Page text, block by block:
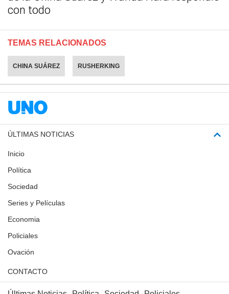
con todo
TEMAS RELACIONADOS
CHINA SUÁREZ RUSHERKING
ÚLTIMAS NOTICIAS
Inicio
Política
Sociedad
Series y Películas
Economia
Policiales
Ovación
CONTACTO